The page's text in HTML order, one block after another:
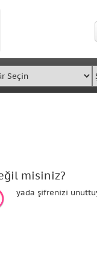
misiniz?
yada şifrenizi